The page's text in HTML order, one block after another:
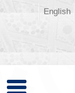
English